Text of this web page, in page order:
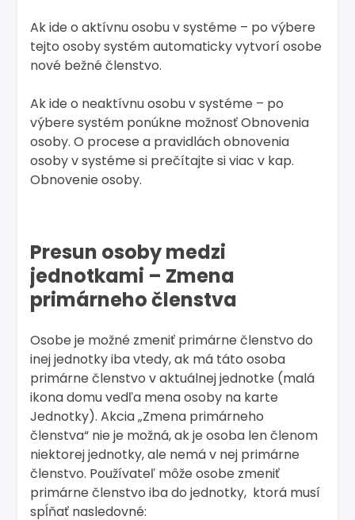
Ak ide o aktívnu osobu v systéme – po výbere
tejto osoby systém automaticky vytvorí osobe
nové bežné členstvo.
Ak ide o neaktívnu osobu v systéme – po
výbere systém ponúkne možnosť Obnovenia
osoby. O procese a pravidlách obnovenia
osoby v systéme si prečítajte si viac v kap.
Obnovenie osoby.
Presun osoby medzi
jednotkami – Zmena
primárneho členstva
Osobe je možné zmeniť primárne členstvo do
inej jednotky iba vtedy, ak má táto osoba
primárne členstvo v aktuálnej jednotke (malá
ikona domu vedľa mena osoby na karte
Jednotky). Akcia „Zmena primárneho
členstva“ nie je možná, ak je osoba len členom
niektorej jednotky, ale nemá v nej primárne
členstvo. Používateľ môže osobe zmeniť
primárne členstvo iba do jednotky, ktorá musí
spĺňať nasledovné: